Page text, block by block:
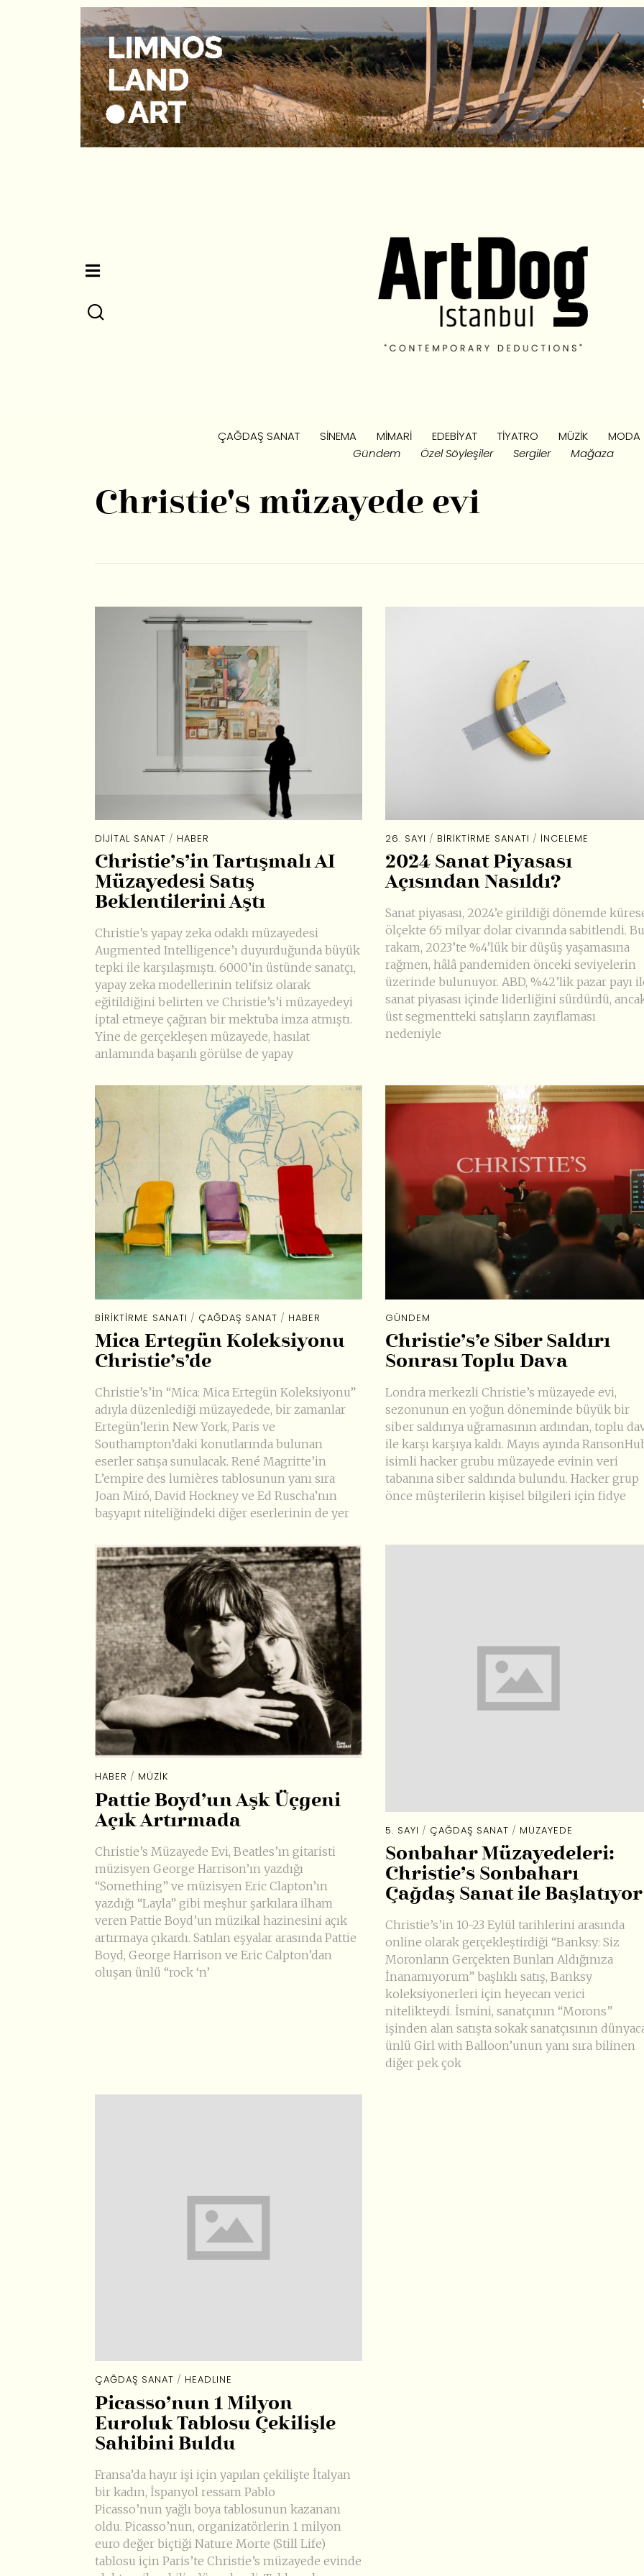
ÇAĞDAŞ SANAT SINEMA MIMARI EDEBIYAT TIYATRO MÜZIK
MODA
Gündem
Özel Söyleşiler Sergiler Mağaza
Christie's müzayede evi
DIJITAL SANAT / HABER
Christie’s’in Tartışmalı AI
Müzayedesi Satış
Beklentilerini Aştı
Christie’s yapay zeka odaklı müzayedesi
Augmented Intelligence’ı duyurduğunda büyük
tepki ile karşılaşmıştı. 6000’in üstünde sanatçı,
yapay zeka modellerinin telifsiz olarak
eğitildiğini belirten ve Christie’s’i müzayedeyi
iptal etmeye çağıran bir mektuba imza atmıştı.
Yine de gerçekleşen müzayede, hasılat
anlamında başarılı görülse de yapay
26. SAYI / BIRIKTIRME SANATI / İNCELEME
2024 Sanat Piyasası
Açısından Nasıldı?
Sanat piyasası, 2024’e girildiği dönemde
ölçekte 65 milyar dolar civarında sabitlendi. Bu
rakam, 2023’te %4’lük bir düşüş yaşamasına
rağmen, hâlâ pandemiden önceki seviyelerin
üzerinde bulunuyor. ABD, %42’lik pazar payı
sanat piyasası içinde liderliğini sürdürdü,
üst segmentteki satışların zayıflaması
nedeniyle
BIRIKTIRME SANATI / ÇAĞDAŞ SANAT / HABER
Mica Ertegün Koleksiyonu
Christie’s’de
Christie’s’in “Mica: Mica Ertegün Koleksiyonu”
adıyla düzenlediği müzayedede, bir zamanlar
Ertegün’lerin New York, Paris ve
Southampton’daki konutlarında bulunan
eserler satışa sunulacak. René Magritte’in
L’empire des lumières tablosunun yanı sıra
Joan Miró, David Hockney ve Ed Ruscha’nın
başyapıt niteliğindeki diğer eserlerinin de yer
GÜNDEM
Christie’s’e Siber Saldırı
Sonrası Toplu Dava
Londra merkezli Christie’s müzayede evi,
sezonunun en yoğun döneminde büyük bir
siber saldırıya uğramasının ardından, toplu
ile karşı karşıya kaldı. Mayıs ayında
isimli hacker grubu müzayede evinin veri
tabanına siber saldırıda bulundu. Hacker grup
önce müşterilerin kişisel bilgileri için fidye
HABER / MÜZIK
Pattie Boyd’un Aşk Üçgeni
Açık Artırmada
Christie’s Müzayede Evi, Beatles’ın gitaristi
müzisyen George Harrison’ın yazdığı
“Something” ve müzisyen Eric Clapton’ın
yazdığı “Layla” gibi meşhur şarkılara ilham
veren Pattie Boyd’un müzikal hazinesini açık
artırmaya çıkardı. Satılan eşyalar arasında Pattie
Boyd, George Harrison ve Eric Calpton’dan
oluşan ünlü “rock ‘n’
5. SAYI / ÇAĞDAŞ SANAT / MÜZAYEDE
Sonbahar Müzayedeleri:
Christie’s Sonbaharı
Çağdaş Sanat ile Başlatıyor
Christie’s’in 10-23 Eylül tarihlerini arasında
online olarak gerçekleştirdiği “Banksy: Siz
Moronların Gerçekten Bunları Aldığınıza
İnanamıyorum” başlıklı satış, Banksy
koleksiyonerleri için heyecan verici
nitelikteydi. İsmini, sanatçının “Morons”
işinden alan satışta sokak sanatçısının
ünlü Girl with Balloon’unun yanı sıra bilinen
diğer pek çok
ÇAĞDAŞ SANAT / HEADLINE
Picasso’nun 1 Milyon
Euroluk Tablosu Çekilişle
Sahibini Buldu
Fransa’da hayır işi için yapılan çekilişte İtalyan
bir kadın, İspanyol ressam Pablo
Picasso’nun yağlı boya tablosunun kazananı
oldu. Picasso’nun, organizatörlerin 1 milyon
euro değer biçtiği Nature Morte (Still Life)
tablosu için Paris’te Christie’s müzayede evinde